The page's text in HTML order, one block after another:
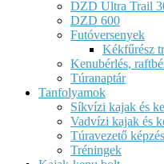
DZD Ultra Trail
DZD 600
Futóversenyek
Kékfűrész
Kenubérlés,
Túranaptár
Tanfolyamok
Síkvízi kajak és
Vadvízi kajak és
Túravezető képzés
Tréningek